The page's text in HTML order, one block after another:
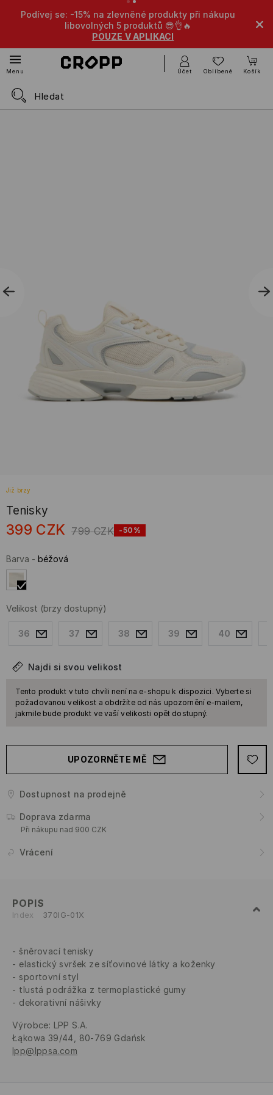
Podívej se: -15% na zlevněné produkty při nákupu
libovolných 5 produktů 😎👌🔥
POUZE V APLIKACI
Menu Účet Oblíbené Košík
Již brzy
Tenisky
399 CZK 799 CZK -50%
Barva - béžová
Velikost (brzy dostupný)
36 37 38 39 40
Najdi si svou velikost
Tento produkt v tuto chvíli není na e-shopu k dispozici. Vyberte si
požadovanou velikost a obdržíte od nás upozornění e-mailem,
jakmile bude produkt ve vaší velikosti opět dostupný.
UPOZORNĚTE MĚ
Dostupnost na prodejně
Doprava zdarma
Při nákupu nad 900 CZK
Vrácení
POPIS
Index 370IG-01X
šněrovací tenisky
elastický svršek ze síťovinové látky a koženky
sportovní styl
tlustá podrážka z termoplastické gumy
dekorativní nášivky
Výrobce: LPP S.A.
Łąkowa 39/44, 80-769 Gdańsk
lpp@lppsa.com